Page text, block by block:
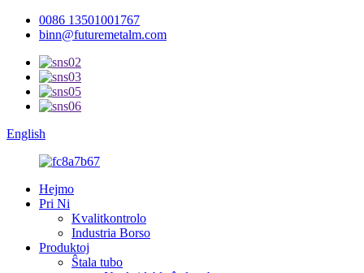
0086 13501001767
binn@futuremetalm.com
English
Hejmo
Pri Ni
Kvalitkontrolo
Industria Borso
Produktoj
Ŝtala tubo